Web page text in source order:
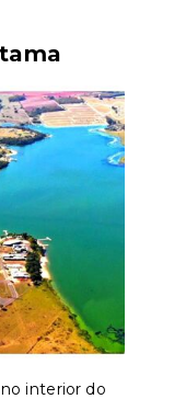
interior do